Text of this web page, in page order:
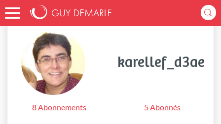
Accueil karellef_d3ae
karellef_d3ae
8 Abonnements 5 Abonnés